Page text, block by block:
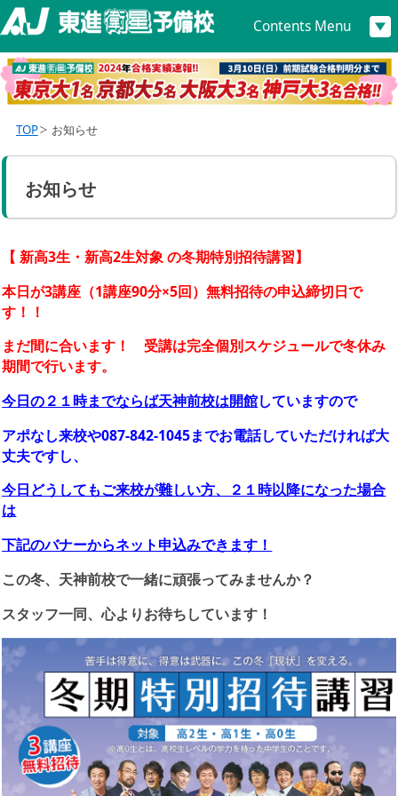
Contents Menu
TOP お知らせ
お知らせ
【 新高3生・新高2生対象 の冬期特別招待講習】
本日が3講座（1講座90分×5回）無料招待の申込締切日で
す！！
まだ間に合います！ 受講は完全個別スケジュールで冬休み
期間で行います。
今日の２１時までならば天神前校は開館していますので
アポなし来校や087-842-1045までお電話していただければ大
丈夫ですし、
今日どうしてもご来校が難しい方、２１時以降になった場合
は
下記のバナーからネット申込みできます！
この冬、天神前校で一緒に頑張ってみませんか？
スタッフ一同、心よりお待ちしています！